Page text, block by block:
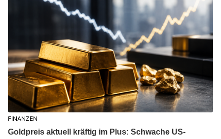
FINANZEN
Goldpreis aktuell kräftig im Plus: Schwache US-